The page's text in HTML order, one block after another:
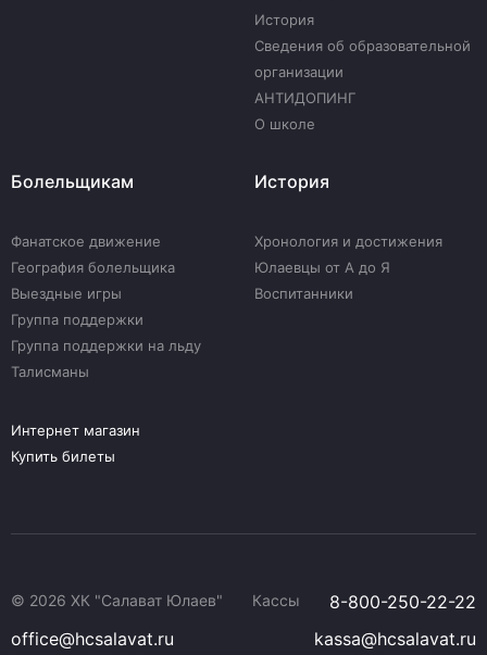
История
Сведения об образовательной
организации
АНТИДОПИНГ
О школе
Болельщикам
Фанатское движение
География болельщика
Выездные игры
Группа поддержки
Группа поддержки на льду
Талисманы
История
Хронология и достижения
Юлаевцы от А до Я
Воспитанники
Интернет магазин
Купить билеты
© 2026 ХК "Салават Юлаев" Кассы
8-800-250-22-22
office@hcsalavat.ru
kassa@hcsalavat.ru